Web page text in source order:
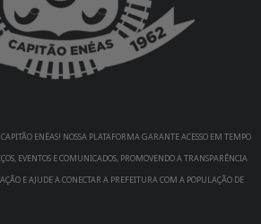
ENÉAS! NOSSA PLATAFORMA GARANTE ACESSO EM TEMPO
EVENTOS E COMUNICADOS, PROMOVENDO A TRANSPARÊNCIA
E AJUDE A CONECTAR A PREFEITURA COM A POPULAÇÃO DE